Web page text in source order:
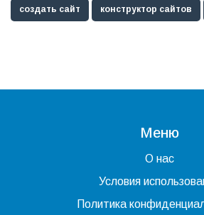
создать сайт конструктор сайтов
Меню
О нас
Условия
Политика